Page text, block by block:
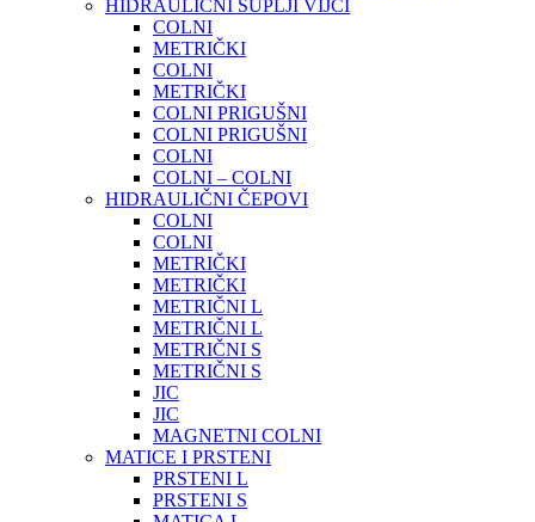
HIDRAULIČNI ŠUPLJI VIJCI
COLNI
METRIČKI
COLNI
METRIČKI
COLNI PRIGUŠNI
COLNI PRIGUŠNI
COLNI
COLNI – COLNI
HIDRAULIČNI ČEPOVI
COLNI
COLNI
METRIČKI
METRIČKI
METRIČNI L
METRIČNI L
METRIČNI S
METRIČNI S
JIC
JIC
MAGNETNI COLNI
MATICE I PRSTENI
PRSTENI L
PRSTENI S